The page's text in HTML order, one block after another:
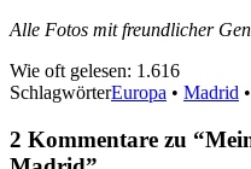
Alle Fotos mit freundlicher
Wie oft gelesen: 1.616
SchlagwörterEuropa • Madrid •
2 Kommentare zu “